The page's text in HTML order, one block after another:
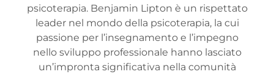
psicoterapia. Benjamin Lipton è un rispettato
leader nel mondo della psicoterapia, la cui
passione per l’insegnamento e l’impegno
nello sviluppo professionale hanno lasciato
un’impronta significativa nella comunità